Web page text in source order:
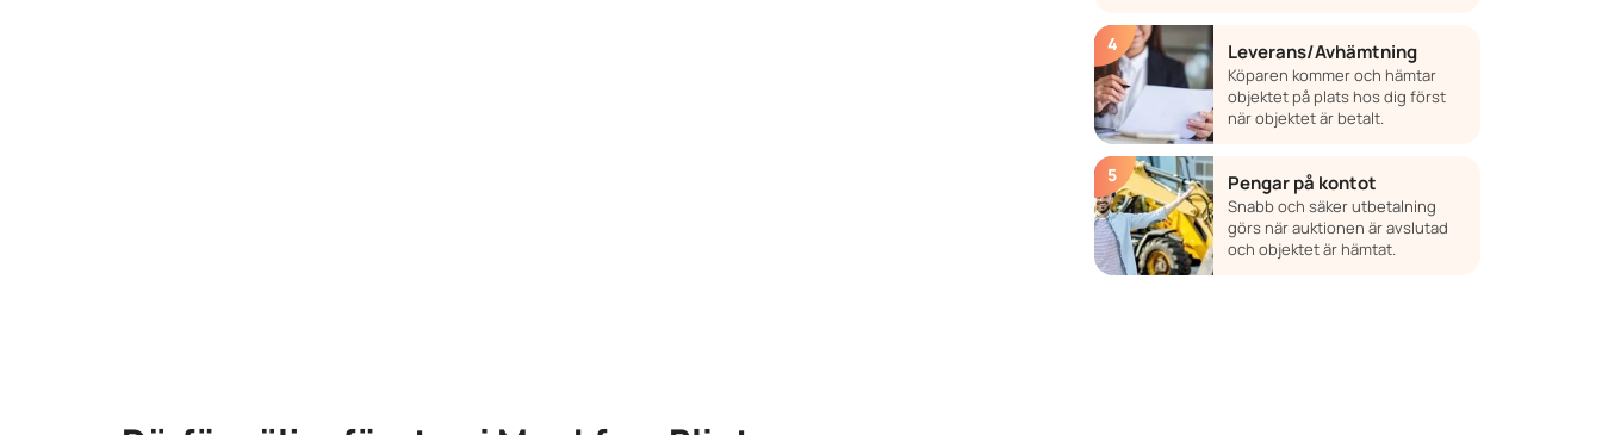
Leverans/Avhämtning
Köparen kommer och hämtar
objektet på plats hos dig först
när objektet är betalt.
Pengar på kontot
Snabb och säker utbetalning
görs när auktionen är avslutad
och objektet är hämtat.